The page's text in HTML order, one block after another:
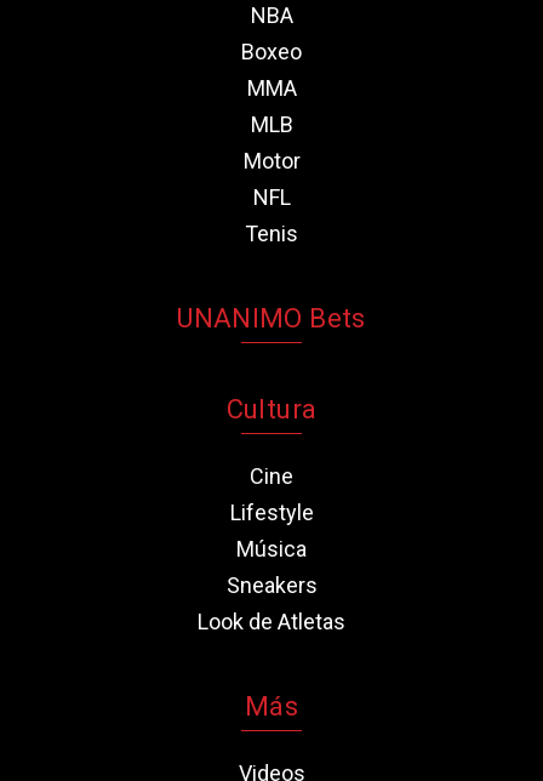
NBA
Boxeo
MMA
MLB
Motor
NFL
Tenis
UNANIMO Bets
Cultura
Cine
Lifestyle
Música
Sneakers
Look de Atletas
Más
Videos